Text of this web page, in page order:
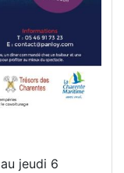
au jeudi 6